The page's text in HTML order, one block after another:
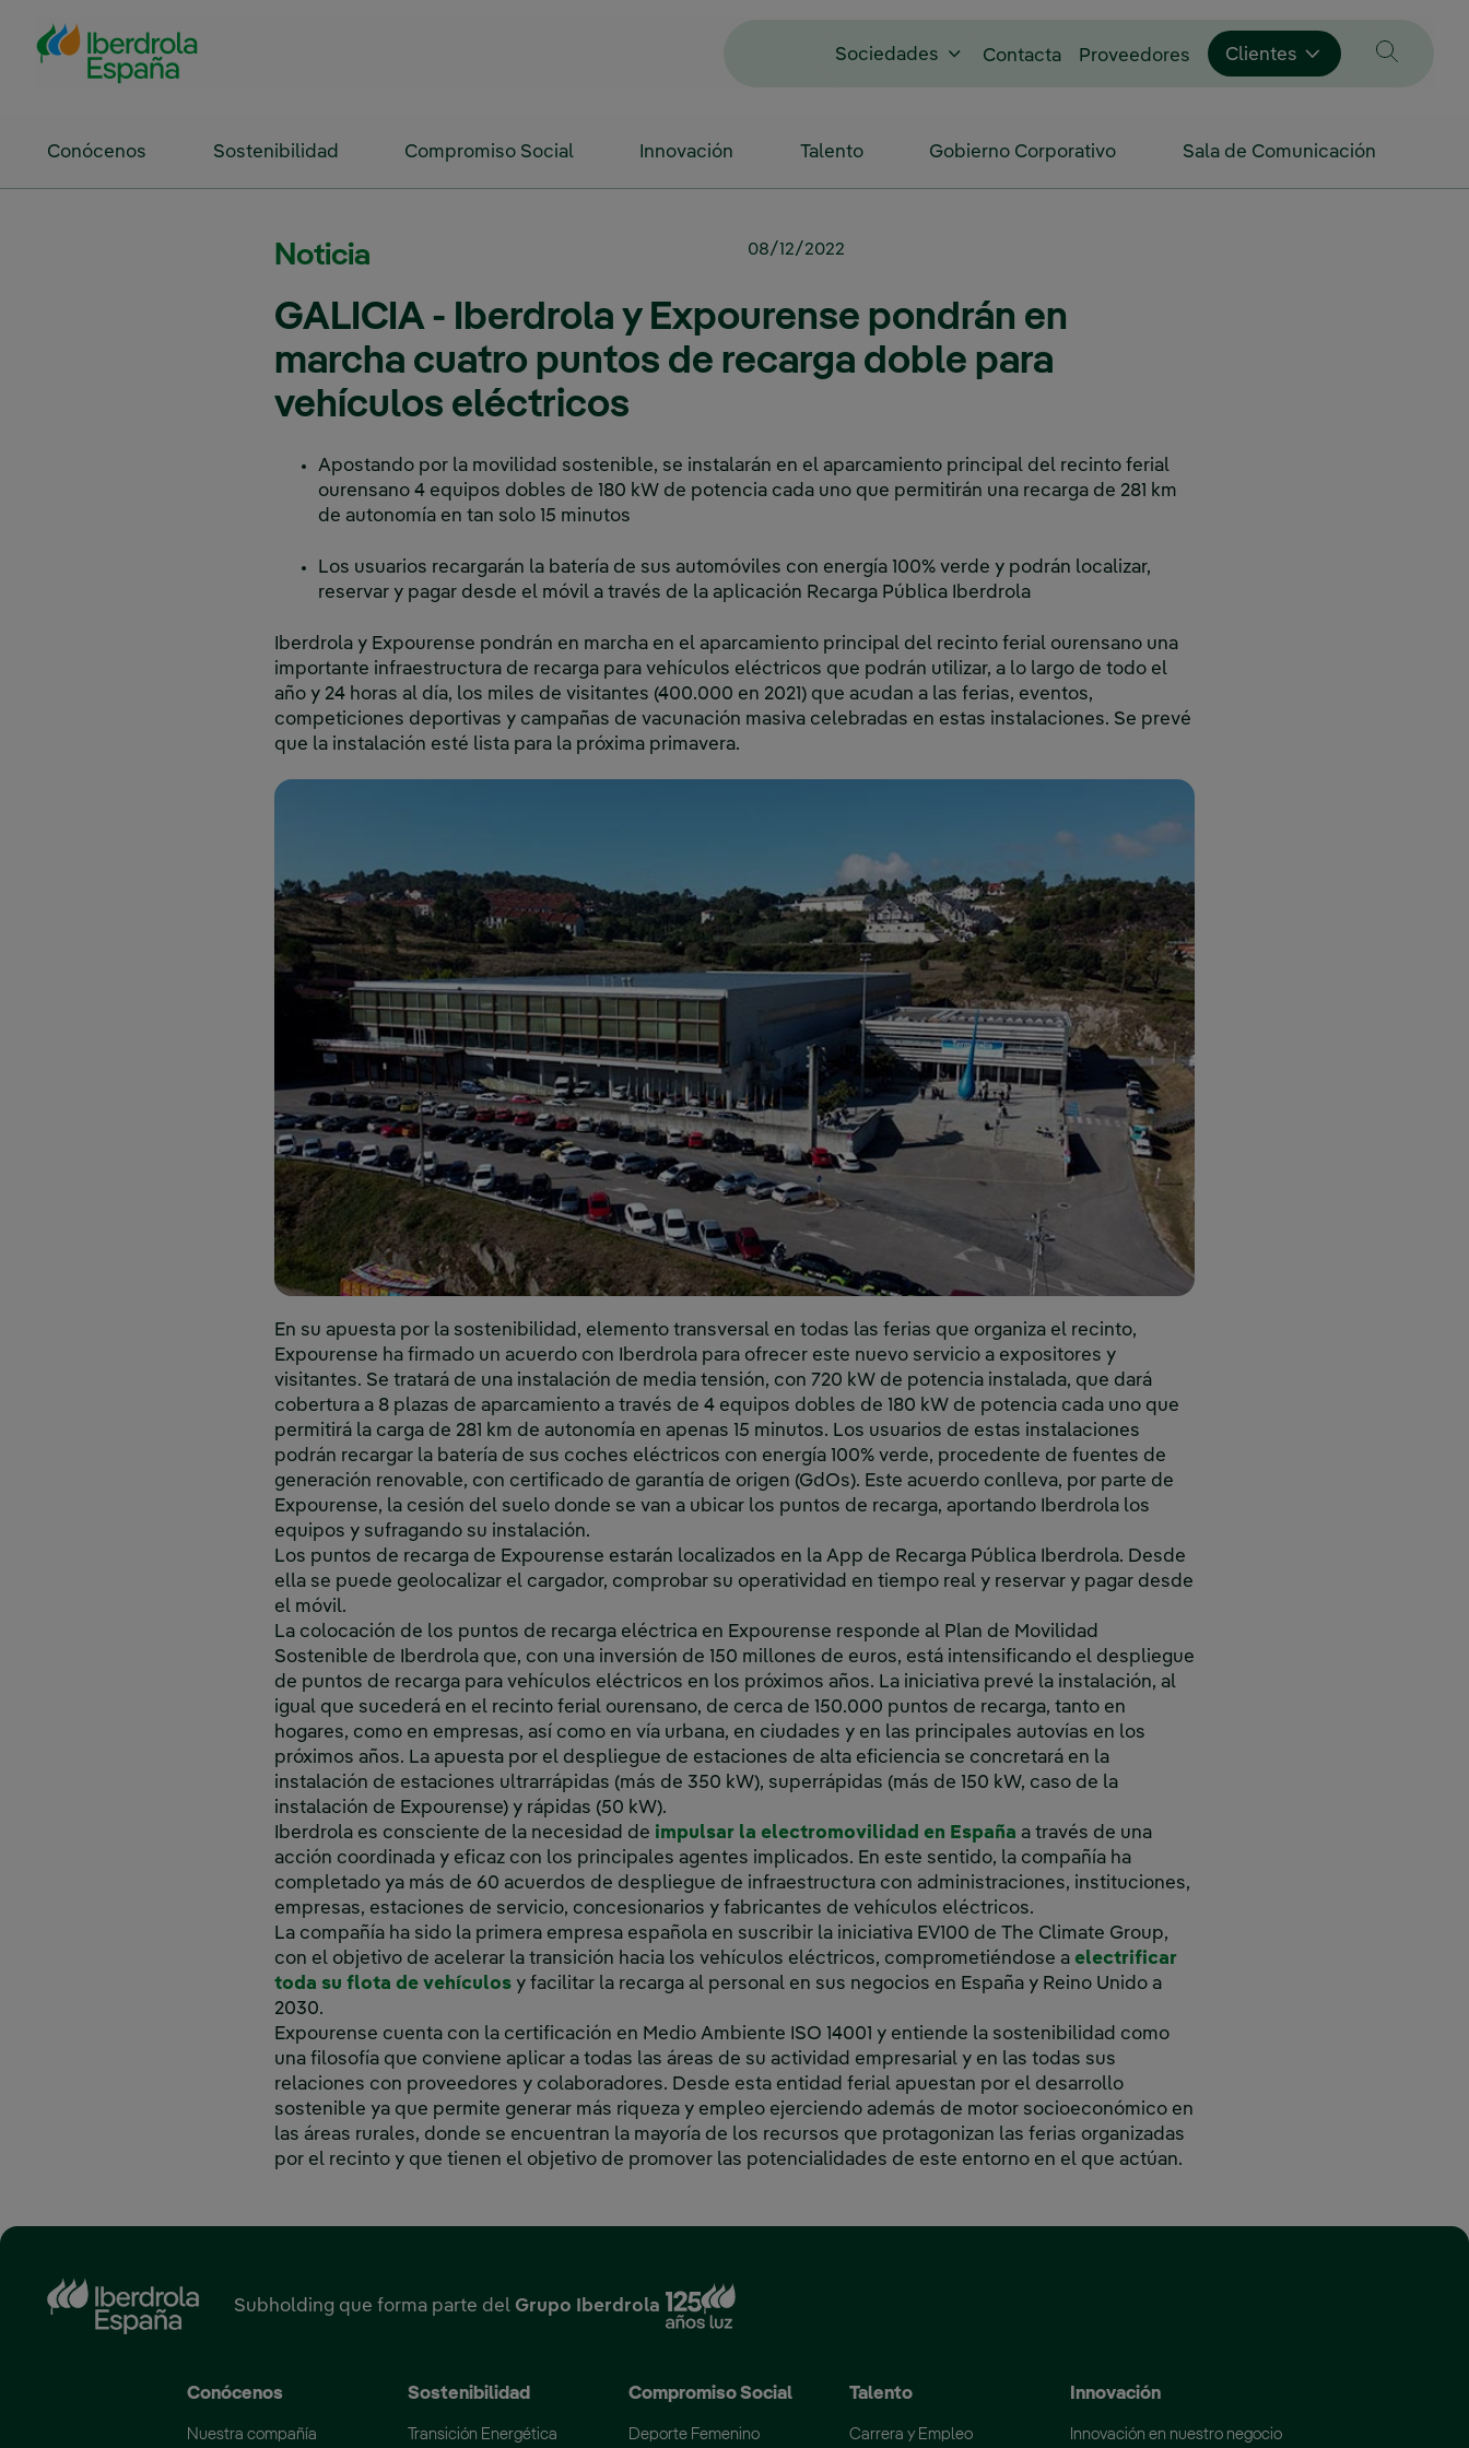
Saltar al contenido principal
Sociedades Contacta ProveedoresEnlace externo, se abre en
Clientes
Conócenos Sostenibilidad Compromiso Social Innovación Talento Gobierno Corporativo Sala de Comunicación
Noticia 08/12/2022
GALICIA - Iberdrola y Expourense pondrán en
marcha cuatro puntos de recarga doble para
vehículos eléctricos
Apostando por la movilidad sostenible, se instalarán en el aparcamiento principal del recinto ferial
ourensano 4 equipos dobles de 180 kW de potencia cada uno que permitirán una recarga de 281 km
de autonomía en tan solo 15 minutos
Los usuarios recargarán la batería de sus automóviles con energía 100% verde y podrán localizar,
reservar y pagar desde el móvil a través de la aplicación Recarga Pública Iberdrola
Iberdrola y Expourense pondrán en marcha en el aparcamiento principal del recinto ferial ourensano una
importante infraestructura de recarga para vehículos eléctricos que podrán utilizar, a lo largo de todo el
año y 24 horas al día, los miles de visitantes (400.000 en 2021) que acudan a las ferias, eventos,
competiciones deportivas y campañas de vacunación masiva celebradas en estas instalaciones. Se prevé
que la instalación esté lista para la próxima primavera.
En su apuesta por la sostenibilidad, elemento transversal en todas las ferias que organiza el recinto,
Expourense ha firmado un acuerdo con Iberdrola para ofrecer este nuevo servicio a expositores y
visitantes. Se tratará de una instalación de media tensión, con 720 kW de potencia instalada, que dará
cobertura a 8 plazas de aparcamiento a través de 4 equipos dobles de 180 kW de potencia cada uno que
permitirá la carga de 281 km de autonomía en apenas 15 minutos. Los usuarios de estas instalaciones
podrán recargar la batería de sus coches eléctricos con energía 100% verde, procedente de fuentes de
generación renovable, con certificado de garantía de origen (GdOs). Este acuerdo conlleva, por parte de
Expourense, la cesión del suelo donde se van a ubicar los puntos de recarga, aportando Iberdrola los
equipos y sufragando su instalación.
Los puntos de recarga de Expourense estarán localizados en la App de Recarga Pública Iberdrola. Desde
ella se puede geolocalizar el cargador, comprobar su operatividad en tiempo real y reservar y pagar desde
el móvil.
La colocación de los puntos de recarga eléctrica en Expourense responde al Plan de Movilidad
Sostenible de Iberdrola que, con una inversión de 150 millones de euros, está intensificando el despliegue
de puntos de recarga para vehículos eléctricos en los próximos años. La iniciativa prevé la instalación, al
igual que sucederá en el recinto ferial ourensano, de cerca de 150.000 puntos de recarga, tanto en
hogares, como en empresas, así como en vía urbana, en ciudades y en las principales autovías en los
próximos años. La apuesta por el despliegue de estaciones de alta eficiencia se concretará en la
instalación de estaciones ultrarrápidas (más de 350 kW), superrápidas (más de 150 kW, caso de la
instalación de Expourense) y rápidas (50 kW).
Iberdrola es consciente de la necesidad de impulsar la electromovilidad en España a través de una
acción coordinada y eficaz con los principales agentes implicados. En este sentido, la compañía ha
completado ya más de 60 acuerdos de despliegue de infraestructura con administraciones, instituciones,
empresas, estaciones de servicio, concesionarios y fabricantes de vehículos eléctricos.
La compañía ha sido la primera empresa española en suscribir la iniciativa EV100 de The Climate Group,
con el objetivo de acelerar la transición hacia los vehículos eléctricos, comprometiéndose a electrificar
toda su flota de vehículos y facilitar la recarga al personal en sus negocios en España y Reino Unido a
2030.
Expourense cuenta con la certificación en Medio Ambiente ISO 14001 y entiende la sostenibilidad como
una filosofía que conviene aplicar a todas las áreas de su actividad empresarial y en las todas sus
relaciones con proveedores y colaboradores. Desde esta entidad ferial apuestan por el desarrollo
sostenible ya que permite generar más riqueza y empleo ejerciendo además de motor socioeconómico en
las áreas rurales, donde se encuentran la mayoría de los recursos que protagonizan las ferias organizadas
por el recinto y que tienen el objetivo de promover las potencialidades de este entorno en el que actúan.
Subholding que forma parte del Grupo Iberdrola Enlace externo, se abre en ventana nueva.
Conócenos
Nuestra compañía
Sostenibilidad
Transición Energética
Compromiso Social
Deporte Femenino
Talento
Carrera y Empleo
Innovación
Innovación en nuestro negocio